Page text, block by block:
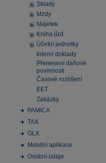
Sklady
Mzdy
Majetek
Kniha jízd
Účetní jednotky
Interní doklady
Přenesení daňové
povinnosti
Časové rozlišení
EET
Zakázky
PAMICA
TAX
GLX
Mobilní aplikace
Osobní údaje